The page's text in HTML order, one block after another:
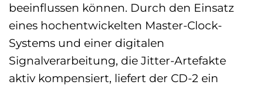
beeinflussen können. Durch den Einsatz
eines hochentwickelten Master-Clock-
Systems und einer digitalen
Signalverarbeitung, die Jitter-Artefakte
aktiv kompensiert, liefert der CD-2 ein